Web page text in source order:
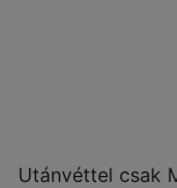
Utánvéttel csak